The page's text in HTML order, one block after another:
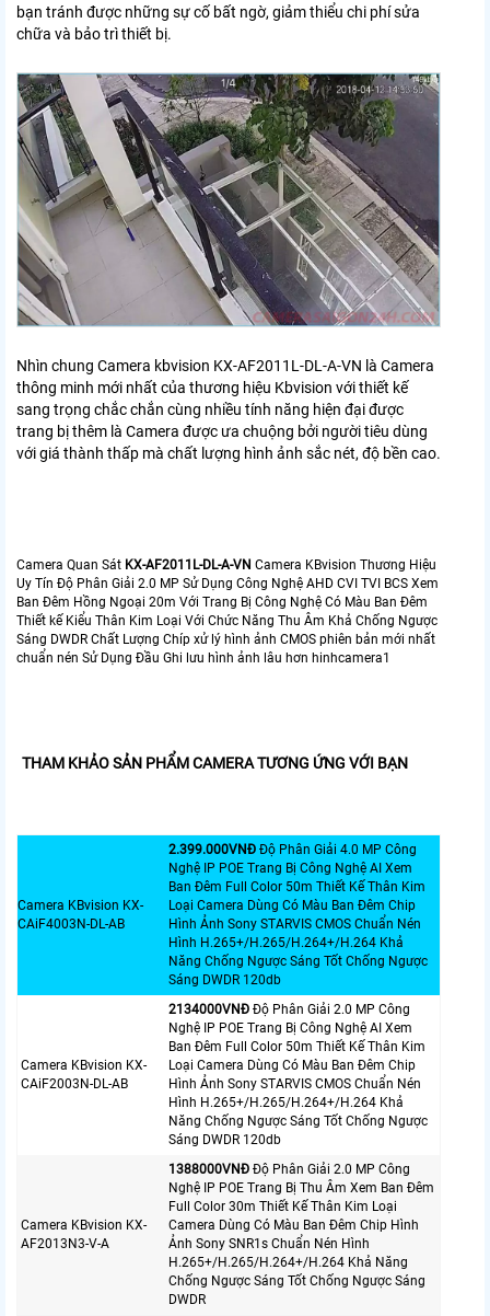
bạn tránh được những sự cố bất ngờ, giảm thiểu chi phí sửa
chữa và bảo trì thiết bị.
Nhìn chung Camera kbvision KX-AF2011L-DL-A-VN là Camera
thông minh mới nhất của thương hiệu Kbvision với thiết kế
sang trọng chắc chắn cùng nhiều tính năng hiện đại được
trang bị thêm là Camera được ưa chuộng bởi người tiêu dùng
với giá thành thấp mà chất lượng hình ảnh sắc nét, độ bền cao.
Camera Quan Sát KX-AF2011L-DL-A-VN Camera KBvision Thương Hiệu
Uy Tín Độ Phân Giải 2.0 MP Sử Dụng Công Nghệ AHD CVI TVI BCS Xem
Ban Đêm Hồng Ngoại 20m Với Trang Bị Công Nghệ Có Màu Ban Đêm
Thiết kế Kiểu Thân Kim Loại Với Chức Năng Thu Âm Khả Chống Ngược
Sáng DWDR Chất Lượng Chíp xử lý hình ảnh CMOS phiên bản mới nhất
chuẩn nén Sử Dụng Đầu Ghi lưu hình ảnh lâu hơn hinhcamera1
THAM KHẢO SẢN PHẨM CAMERA TƯƠNG ỨNG VỚI BẠN
Camera KBvision KX-
CAiF4003N-DL-AB
2.399.000VNÐ Độ Phân Giải 4.0 MP Công
Nghệ IP POE Trang Bị Công Nghệ AI Xem
Ban Đêm Full Color 50m Thiết Kế Thân Kim
Loại Camera Dùng Có Màu Ban Đêm Chip
Hình Ảnh Sony STARVIS CMOS Chuẩn Nén
Hình H.265+/H.265/H.264+/H.264 Khả
Năng Chống Ngược Sáng Tốt Chống Ngược
Sáng DWDR 120db
Camera KBvision KX-
CAiF2003N-DL-AB
2134000VNÐ Độ Phân Giải 2.0 MP Công
Nghệ IP POE Trang Bị Công Nghệ AI Xem
Ban Đêm Full Color 50m Thiết Kế Thân Kim
Loại Camera Dùng Có Màu Ban Đêm Chip
Hình Ảnh Sony STARVIS CMOS Chuẩn Nén
Hình H.265+/H.265/H.264+/H.264 Khả
Năng Chống Ngược Sáng Tốt Chống Ngược
Sáng DWDR 120db
Camera KBvision KX-
AF2013N3-V-A
1388000VNÐ Độ Phân Giải 2.0 MP Công
Nghệ IP POE Trang Bị Thu Âm Xem Ban Đêm
Full Color 30m Thiết Kế Thân Kim Loại
Camera Dùng Có Màu Ban Đêm Chip Hình
Ảnh Sony SNR1s Chuẩn Nén Hình
H.265+/H.265/H.264+/H.264 Khả Năng
Chống Ngược Sáng Tốt Chống Ngược Sáng
DWDR